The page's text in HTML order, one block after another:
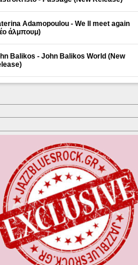
Adamopoulou - We ll meet again
άλμπουμ)
Balikos - John Balikos World (New